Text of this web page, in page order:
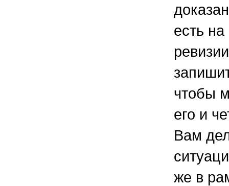
есть на
чтобы
его и
Вам
же в